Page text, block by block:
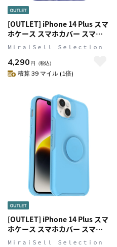
[OUTLET] iPhone 14 Plus スマ
ホケース スマホカバー スマホ
グリップ/スマホスタンド内蔵
ペリウィンクル(パープル)
OtterBox[オッターボックス]
OTTER+POP Symmetry[オッ
MⅰｒａｉＳｅｌｌ Ｓｅｌｅｃｔｉｏｎ
4,290 円 （税込）
積算 39 マイル (1倍)
[OUTLET] iPhone 14 Plus スマ
ホケース スマホカバー スマホ
グリップ/スマホスタンド内蔵
MⅰｒａｉＳｅｌｌ Ｓｅｌｅｃｔｉｏｎ